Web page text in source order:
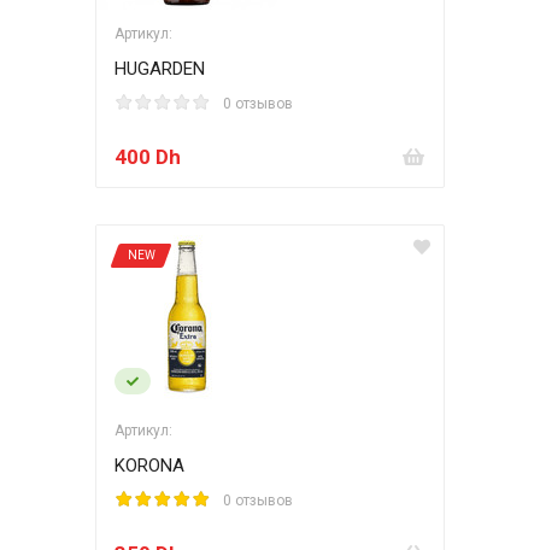
Артикул:
HUGARDEN
0 отзывов
400 Dh
NEW
Артикул:
KORONA
0 отзывов